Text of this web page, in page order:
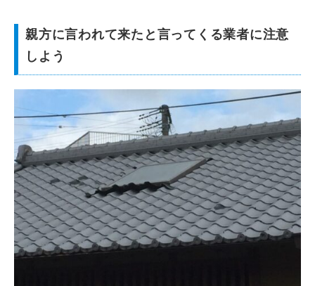
親方に言われて来たと言ってくる業者に注意
しよう